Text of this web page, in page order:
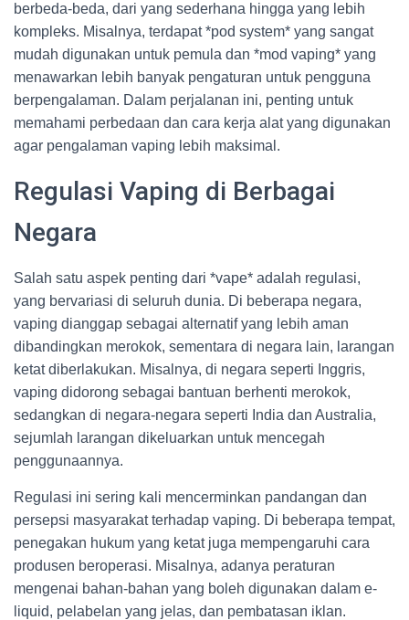
berbeda-beda, dari yang sederhana hingga yang lebih
kompleks. Misalnya, terdapat *pod system* yang sangat
mudah digunakan untuk pemula dan *mod vaping* yang
menawarkan lebih banyak pengaturan untuk pengguna
berpengalaman. Dalam perjalanan ini, penting untuk
memahami perbedaan dan cara kerja alat yang digunakan
agar pengalaman vaping lebih maksimal.
Regulasi Vaping di Berbagai
Negara
Salah satu aspek penting dari *vape* adalah regulasi,
yang bervariasi di seluruh dunia. Di beberapa negara,
vaping dianggap sebagai alternatif yang lebih aman
dibandingkan merokok, sementara di negara lain, larangan
ketat diberlakukan. Misalnya, di negara seperti Inggris,
vaping didorong sebagai bantuan berhenti merokok,
sedangkan di negara-negara seperti India dan Australia,
sejumlah larangan dikeluarkan untuk mencegah
penggunaannya.
Regulasi ini sering kali mencerminkan pandangan dan
persepsi masyarakat terhadap vaping. Di beberapa tempat,
penegakan hukum yang ketat juga mempengaruhi cara
produsen beroperasi. Misalnya, adanya peraturan
mengenai bahan-bahan yang boleh digunakan dalam e-
liquid, pelabelan yang jelas, dan pembatasan iklan.